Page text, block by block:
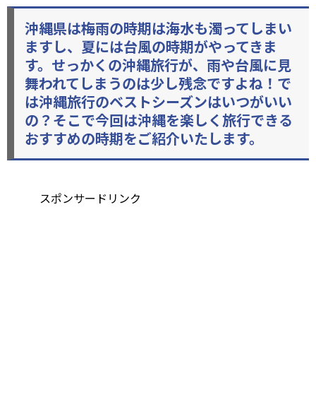
沖縄県は梅雨の時期は海水も濁ってしまい
ますし、夏には台風の時期がやってきま
す。せっかくの沖縄旅行が、雨や台風に見
舞われてしまうのは少し残念ですよね！で
は沖縄旅行のベストシーズンはいつがいい
の？そこで今回は沖縄を楽しく旅行できる
おすすめの時期をご紹介いたします。
スポンサードリンク